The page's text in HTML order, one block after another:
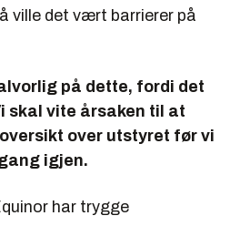
ville det vært barrierer på
på dette, fordi det
skal vite årsaken til at
over utstyret før vi
igjen.
har trygge